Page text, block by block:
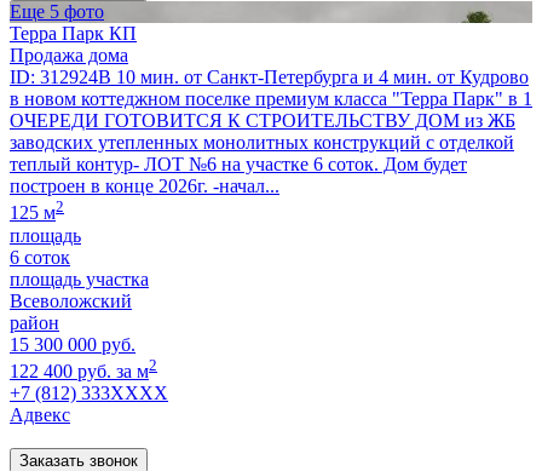
Еще 5 фото
Терра Парк КП
Продажа дома
ID: 312924В 10 мин. от Санкт-Петербурга и 4 мин. от Кудрово
в новом коттеджном поселке премиум класса "Терра Парк" в 1
ОЧЕРЕДИ ГОТОВИТСЯ К СТРОИТЕЛЬСТВУ ДОМ из ЖБ
заводских утепленных монолитных конструкций с отделкой
теплый контур- ЛОТ №6 на участке 6 соток. Дом будет
построен в конце 2026г. -начал...
125 м2
площадь
6 соток
площадь участка
Всеволожский
район
15 300 000 руб.
122 400 руб. за м2
+7 (812) 333XXXX
Адвекс
Заказать звонок